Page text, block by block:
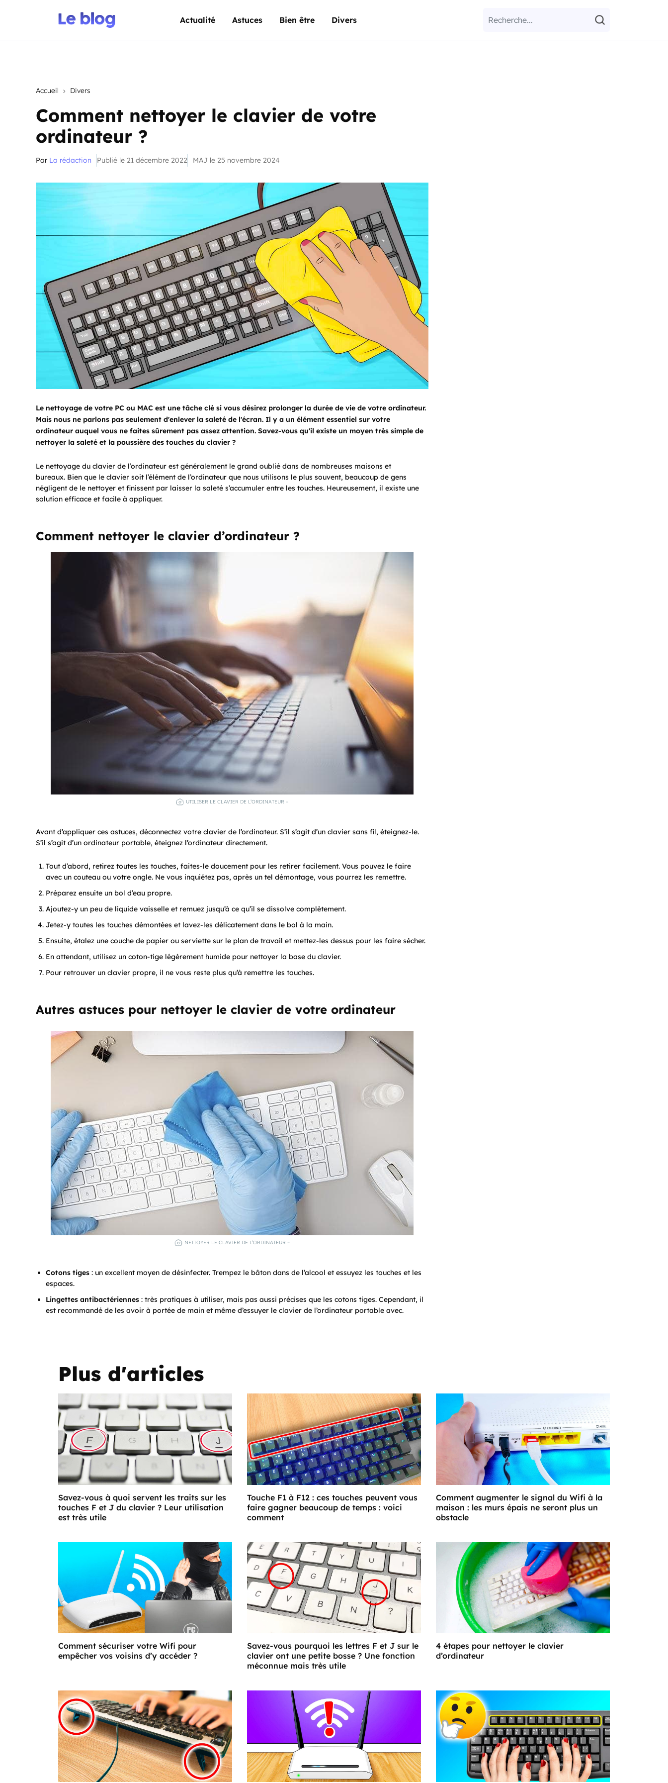
Actualité Astuces Bien être Divers
Accueil Divers
Comment nettoyer le clavier de votre
ordinateur ?
Par La rédaction Publié le 21 décembre 2022 MAJ le 25 novembre 2024
Le nettoyage de votre PC ou MAC est une tâche clé si vous désirez prolonger la durée de vie de votre ordinateur.
Mais nous ne parlons pas seulement d'enlever la saleté de l'écran. Il y a un élément essentiel sur votre
ordinateur auquel vous ne faites sûrement pas assez attention. Savez-vous qu'il existe un moyen très simple de
nettoyer la saleté et la poussière des touches du clavier ?
Le nettoyage du clavier de l’ordinateur est généralement le grand oublié dans de nombreuses maisons et
bureaux. Bien que le clavier soit l’élément de l’ordinateur que nous utilisons le plus souvent, beaucoup de gens
négligent de le nettoyer et finissent par laisser la saleté s’accumuler entre les touches. Heureusement, il existe une
solution efficace et facile à appliquer.
Comment nettoyer le clavier d’ordinateur ?
UTILISER LE CLAVIER DE L’ORDINATEUR –
Avant d’appliquer ces astuces, déconnectez votre clavier de l’ordinateur. S’il s’agit d’un clavier sans fil, éteignez-le.
S’il s’agit d’un ordinateur portable, éteignez l’ordinateur directement.
Tout d’abord, retirez toutes les touches, faites-le doucement pour les retirer facilement. Vous pouvez le faire
avec un couteau ou votre ongle. Ne vous inquiétez pas, après un tel démontage, vous pourrez les remettre.
Préparez ensuite un bol d’eau propre.
Ajoutez-y un peu de liquide vaisselle et remuez jusqu’à ce qu’il se dissolve complètement.
Jetez-y toutes les touches démontées et lavez-les délicatement dans le bol à la main.
Ensuite, étalez une couche de papier ou serviette sur le plan de travail et mettez-les dessus pour les faire sécher.
En attendant, utilisez un coton-tige légèrement humide pour nettoyer la base du clavier.
Pour retrouver un clavier propre, il ne vous reste plus qu’à remettre les touches.
Autres astuces pour nettoyer le clavier de votre ordinateur
NETTOYER LE CLAVIER DE L’ORDINATEUR –
Cotons tiges : un excellent moyen de désinfecter. Trempez le bâton dans de l’alcool et essuyez les touches et les
espaces.
Lingettes antibactériennes : très pratiques à utiliser, mais pas aussi précises que les cotons tiges. Cependant, il
est recommandé de les avoir à portée de main et même d’essuyer le clavier de l’ordinateur portable avec.
Plus d'articles
Savez-vous à quoi servent les traits sur les
touches F et J du clavier ? Leur utilisation
est très utile
Touche F1 à F12 : ces touches peuvent vous
faire gagner beaucoup de temps : voici
comment
Comment augmenter le signal du Wifi à la
maison : les murs épais ne seront plus un
obstacle
Comment sécuriser votre Wifi pour
empêcher vos voisins d’y accéder ?
Savez-vous pourquoi les lettres F et J sur le
clavier ont une petite bosse ? Une fonction
méconnue mais très utile
4 étapes pour nettoyer le clavier
d’ordinateur